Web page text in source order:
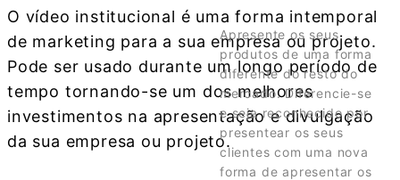
Apresente os seus
produtos de uma forma
diferente do resto do
mercado. Diferencie-se
e seja reconhecido por
presentear os seus
clientes com uma nova
forma de apresentar os
O vídeo institucional é uma forma intemporal
de marketing para a sua empresa ou projeto.
Pode ser usado durante um longo período de
tempo tornando-se um dos melhores
investimentos na apresentação e divulgação
da sua empresa ou projeto.